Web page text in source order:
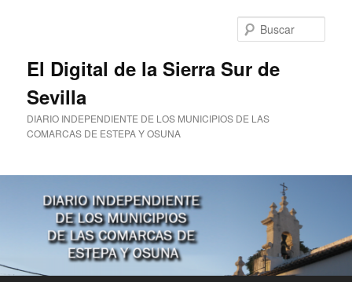
El Digital de la Sierra Sur de
Sevilla
DIARIO INDEPENDIENTE DE LOS MUNICIPIOS DE LAS
COMARCAS DE ESTEPA Y OSUNA